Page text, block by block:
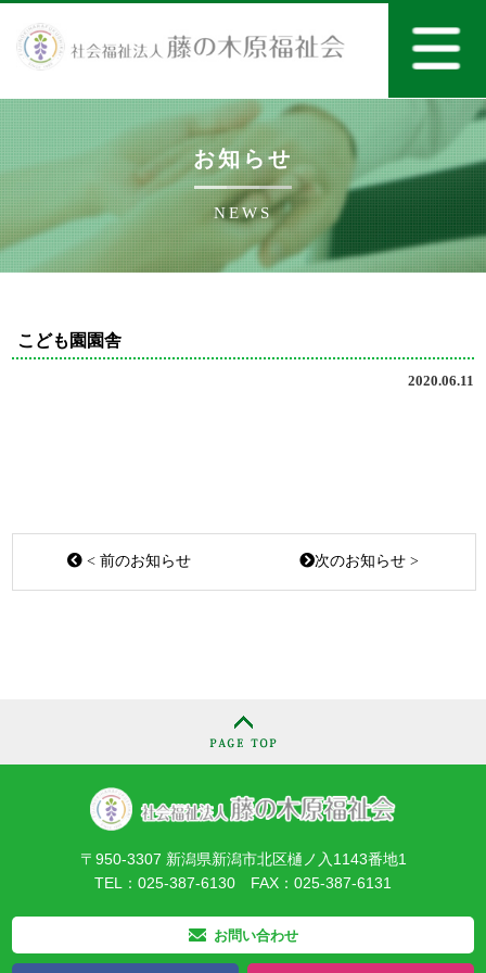
お知らせ
NEWS
こども園園舎
2020.06.11
< 前のお知らせ 次のお知らせ >
〒950-3307 新潟県新潟市北区樋ノ入1143番地1
TEL：025-387-6130 FAX：025-387-6131
お問い合わせ